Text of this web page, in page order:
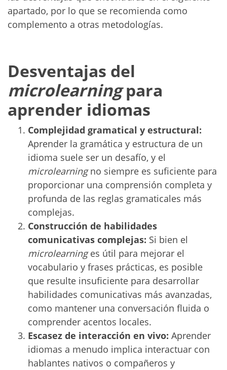
apartado, por lo que se recomienda como
complemento a otras metodologías.
Desventajas del
microlearningpara
aprender idiomas
Complejidad gramatical y estructural:
Aprender la gramática y estructura de un
idioma suele ser un desafío, y el
microlearningno siempre es suficiente para
proporcionar una comprensión completa y
profunda de las reglas gramaticales más
complejas.
Construcción de habilidades
comunicativas complejas: Si bien el
microlearninges útil para mejorar el
vocabulario y frases prácticas, es posible
que resulte insuficiente para desarrollar
habilidades comunicativas más avanzadas,
como mantener una conversación fluida o
comprender acentos locales.
Escasez de interacción en vivo: Aprender
idiomas a menudo implica interactuar con
hablantes nativos o compañeros y